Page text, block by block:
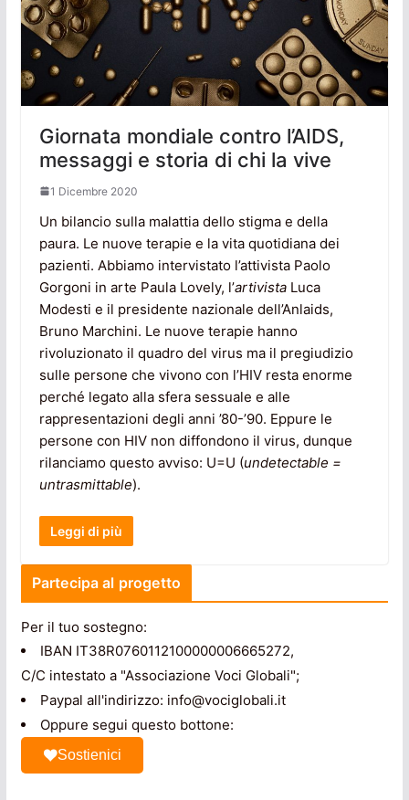
Giornata mondiale contro l’AIDS,
messaggi e storia di chi la vive
1 Dicembre 2020
Un bilancio sulla malattia dello stigma e della
paura. Le nuove terapie e la vita quotidiana dei
pazienti. Abbiamo intervistato l’attivista Paolo
Gorgoni in arte Paula Lovely, l’artivistaLuca
Modesti e il presidente nazionale dell’Anlaids,
Bruno Marchini. Le nuove terapie hanno
rivoluzionato il quadro del virus ma il pregiudizio
sulle persone che vivono con l’HIV resta enorme
perché legato alla sfera sessuale e alle
rappresentazioni degli anni ’80-’90. Eppure le
persone con HIV non diffondono il virus, dunque
rilanciamo questo avviso: U=U (undetectable =
untrasmittable).
Leggi di più
Partecipa al progetto
Per il tuo sostegno:
IBAN IT38R0760112100000006665272,
C/C intestato a "Associazione Voci Globali";
Paypal all'indirizzo: info@vociglobali.it
Oppure segui questo bottone:
Sostienici